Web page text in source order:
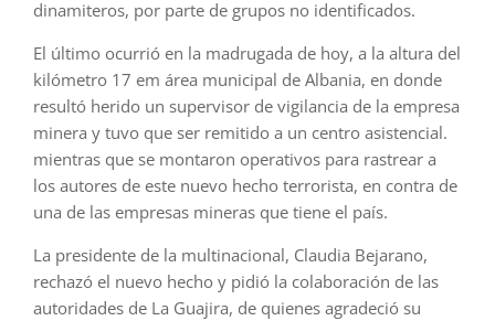
dinamiteros, por parte de grupos no identificados.
El último ocurrió en la madrugada de hoy, a la altura del
kilómetro 17 em área municipal de Albania, en donde
resultó herido un supervisor de vigilancia de la empresa
minera y tuvo que ser remitido a un centro asistencial.
mientras que se montaron operativos para rastrear a
los autores de este nuevo hecho terrorista, en contra de
una de las empresas mineras que tiene el país.
La presidente de la multinacional, Claudia Bejarano,
rechazó el nuevo hecho y pidió la colaboración de las
autoridades de La Guajira, de quienes agradeció su